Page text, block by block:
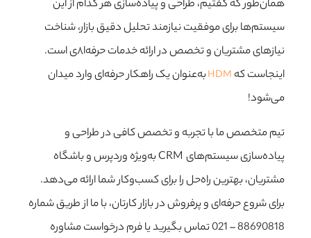
همان‌طور که گفتیم، طراحی و پیاده‌سازی هر کدام از این
سیستم‌ها برای موفقیت نیازمند تحلیل دقیق بازار، شناخت
نیازهای مشتریان و تخصص در ارائه خدمات حرفه‌ا۸ی است.
اینجاست که HDMبه‌عنوان یک راهکار حرفه‌ای وارد میدان
می‌شود!
تیم متخصص ما با تجربه و تخصص کافی در طراحی و
پیاده‌سازی سیستم‌های CRM به‌ویژه وردپرس و باشگاه
مشتریان، بهترین راه‌حل را برای کسب‌وکار شما ارائه می‌دهد.
برای شروع حرفه‌ای و پرفروش در بازار کارتان، با ما از طریق شماره
88690818 – 021 تماس بگیرید یا فرم درخواست مشاوره